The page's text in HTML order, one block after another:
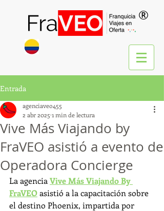
®
Entrada
Vive Más Viajando by
FraVEO asistió a evento de
Operadora Concierge
agenciaveo455
2 abr 2025 1 min de lectura
La agencia Vive Más Viajando By
FraVEO asistió a la capacitación sobre
el destino Phoenix, impartida por